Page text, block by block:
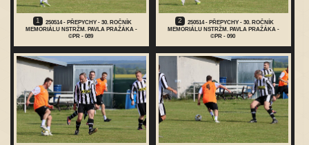
1
250514 - PŘEPYCHY - 30. ROČNÍK
MEMORIÁLU NSTRŽM. PAVLA PRAŽÁKA -
©PR - 089
2
250514 - PŘEPYCHY - 30. ROČNÍK
MEMORIÁLU NSTRŽM. PAVLA PRAŽÁKA -
©PR - 090